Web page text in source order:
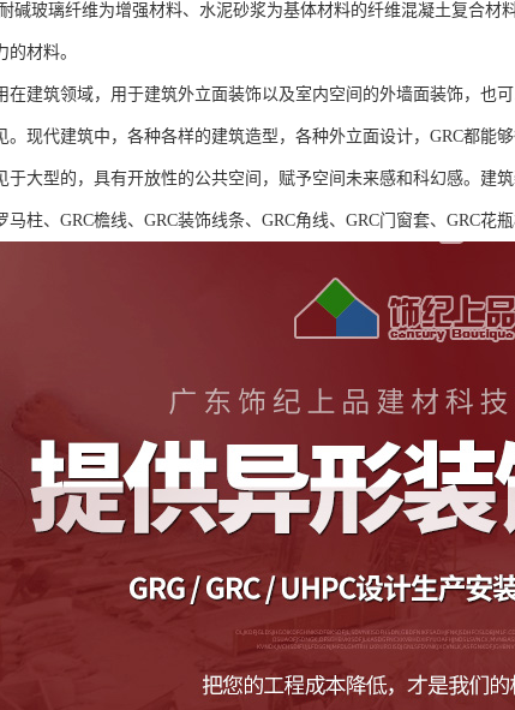
碱玻璃纤维为增强材料、水泥砂浆为基体材料的纤维混凝土复合材
的材料。
在建筑领域，用于建筑外立面装饰以及室内空间的外墙面装饰，也
。现代建筑中，各种各样的建筑造型，各种外立面设计，GRC都能
于大型的，具有开放性的公共空间，赋予空间未来感和科幻感。建
马柱、GRC檐线、GRC装饰线条、GRC角线、GRC门窗套、GRC花瓶